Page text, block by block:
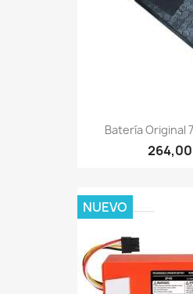
Batería Original
NUEVO